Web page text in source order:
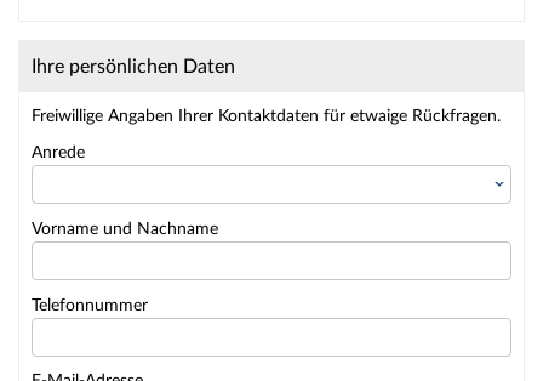
Ihre persönlichen Daten
Freiwillige Angaben Ihrer Kontaktdaten für etwaige Rückfragen.
Anrede
Vorname und Nachname
Telefonnummer